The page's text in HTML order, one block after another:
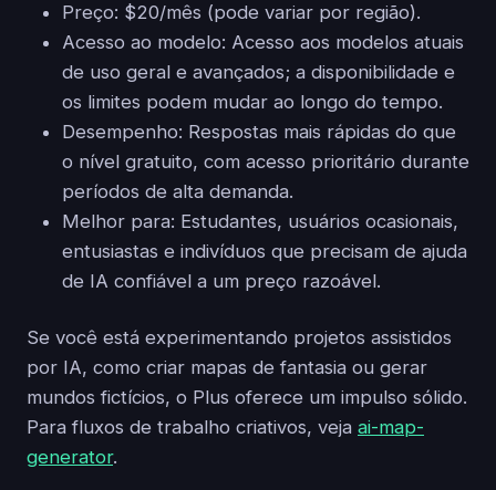
Preço: $20/mês (pode variar por região).
Acesso ao modelo: Acesso aos modelos atuais
de uso geral e avançados; a disponibilidade e
os limites podem mudar ao longo do tempo.
Desempenho: Respostas mais rápidas do que
o nível gratuito, com acesso prioritário durante
períodos de alta demanda.
Melhor para: Estudantes, usuários ocasionais,
entusiastas e indivíduos que precisam de ajuda
de IA confiável a um preço razoável.
Se você está experimentando projetos assistidos
por IA, como criar mapas de fantasia ou gerar
mundos fictícios, o Plus oferece um impulso sólido.
Para fluxos de trabalho criativos, veja ai-map-
generator.